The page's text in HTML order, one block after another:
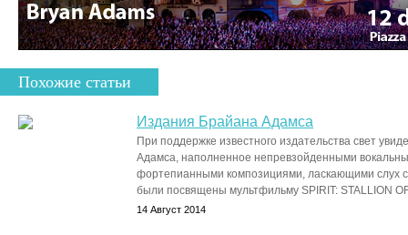
Похожие статьи
Издания Брайана Адамса
При поддержке известного издательства свет
Адамса, наполненное непревзойденными
фортепианными композициями, ласкающими слух
были посвящены мультфильму SPIRIT: STALLION
14 Август 2014